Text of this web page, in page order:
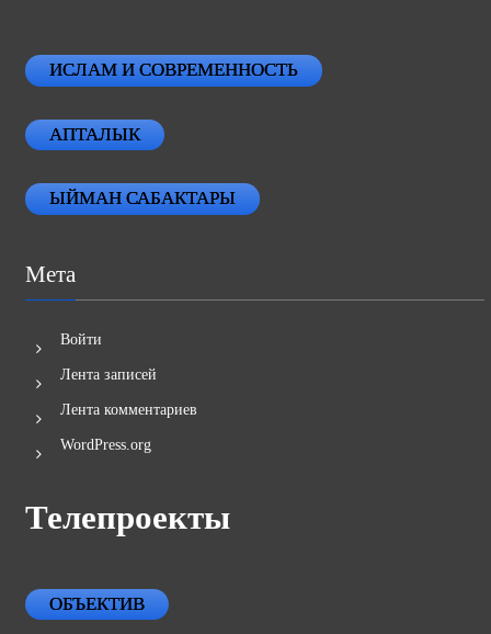
ИСЛАМ И СОВРЕМЕННОСТЬ
АПТАЛЫК
ЫЙМАН САБАКТАРЫ
Мета
Войти
Лента записей
Лента комментариев
WordPress.org
Телепроекты
ОБЪЕКТИВ